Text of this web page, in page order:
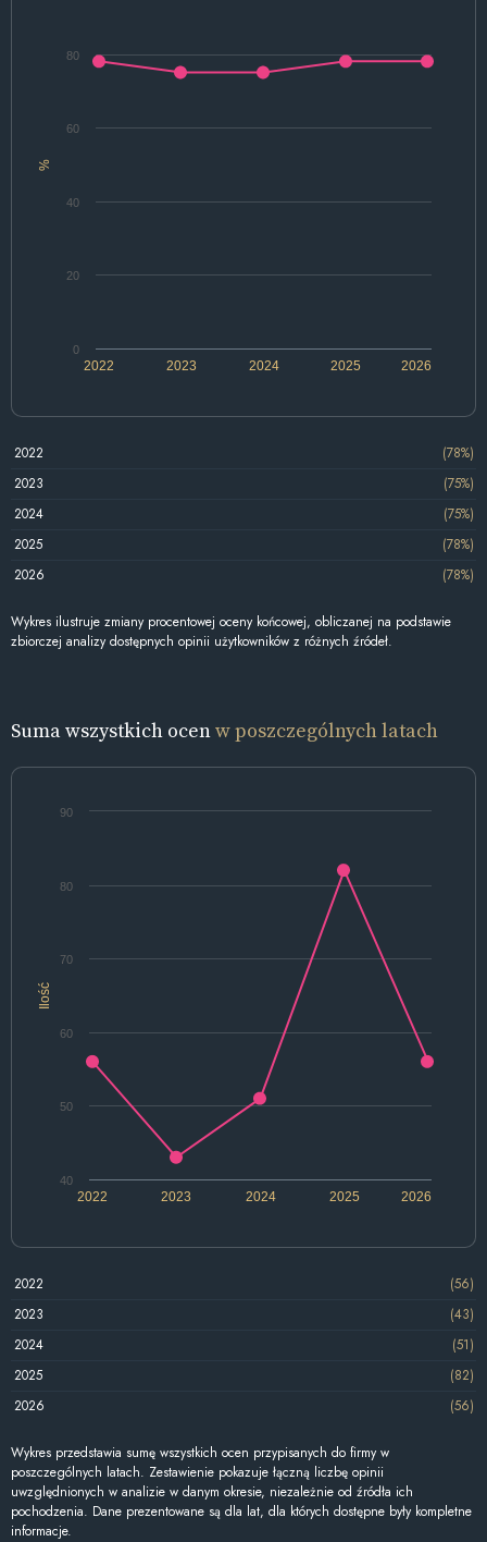
%
2022 2024 2026
2023 2025
0
20
40
60
80
2022
(78%)
2023
(75%)
2024
(75%)
2025
(78%)
2026
(78%)
Wykres ilustruje zmiany procentowej oceny końcowej, obliczanej na podstawie
zbiorczej analizy dostępnych opinii użytkowników z różnych źródeł.
Suma wszystkich ocenw poszczególnych latach
Ilość
2022 2024 2026
2023 2025
40
50
60
70
80
90
2022
(56)
2023
(43)
2024
(51)
2025
(82)
2026
(56)
Wykres przedstawia sumę wszystkich ocen przypisanych do firmy w
poszczególnych latach. Zestawienie pokazuje łączną liczbę opinii
uwzględnionych w analizie w danym okresie, niezależnie od źródła ich
pochodzenia. Dane prezentowane są dla lat, dla których dostępne były kompletne
informacje.